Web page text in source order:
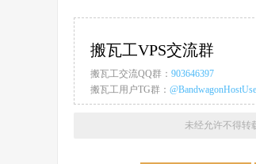
搬瓦工VPS交流群
搬瓦工交流QQ群： 903646397
搬瓦工用户TG群：
未经允许不得转